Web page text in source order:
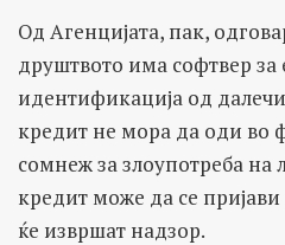
Од Агенцијата, пак,
друштвото има софтвер за
идентификација од
кредит не мора да оди во
сомнеж за злоупотреба на
кредит може да се
ќе извршат надзор.